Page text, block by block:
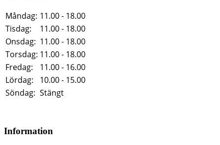
Måndag: 11.00 - 18.00
Tisdag:
11.00 - 18.00
Onsdag: 11.00 - 18.00
Torsdag: 11.00 - 18.00
Fredag:
11.00 - 16.00
Lördag:
10.00 - 15.00
Söndag: Stängt
Information